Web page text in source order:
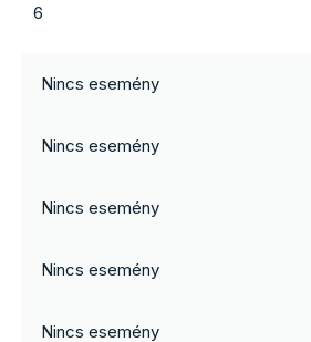
6
Nincs esemény
Nincs esemény
Nincs esemény
Nincs esemény
Nincs esemény